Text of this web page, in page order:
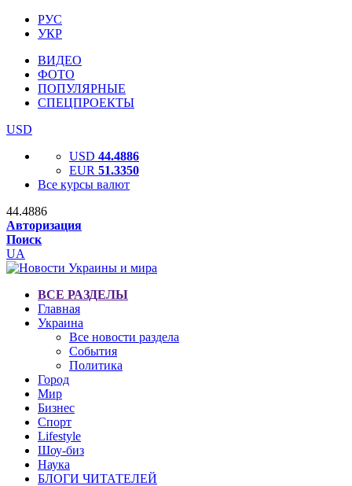
РУС
УКР
ВИДЕО
ФОТО
ПОПУЛЯРНЫЕ
СПЕЦПРОЕКТЫ
USD
USD 44.4886
EUR 51.3350
Все курсы валют
44.4886
Авторизация
Поиск
UA
ВСЕ РАЗДЕЛЫ
Главная
Украина
Все новости раздела
События
Политика
Город
Мир
Бизнес
Спорт
Lifestyle
Шоу-биз
Наука
БЛОГИ ЧИТАТЕЛЕЙ